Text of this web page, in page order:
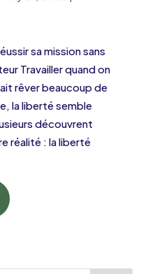
sa mission sans
Travailler quand on
rêver beaucoup de
la liberté semble
découvrent
réalité : la liberté